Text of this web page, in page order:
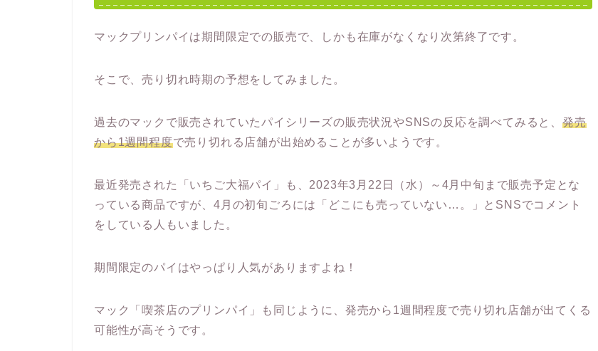
マックプリンパイは期間限定での販売で、しかも在庫がなくなり次第終了です。
そこで、売り切れ時期の予想をしてみました。
過去のマックで販売されていたパイシリーズの販売状況やSNSの反応を調べてみると、 発売
から1週間程度で売り切れる店舗が出始めることが多いようです。
最近発売された「いちご大福パイ」も、2023年3月22日（水）～4月中旬まで販売予定とな
っている商品ですが、4月の初旬ごろには「どこにも売っていない…。」とSNSでコメント
をしている人もいました。
期間限定のパイはやっぱり人気がありますよね！
マック「喫茶店のプリンパイ」も同じように、発売から1週間程度で売り切れ店舗が出てくる
可能性が高そうです。